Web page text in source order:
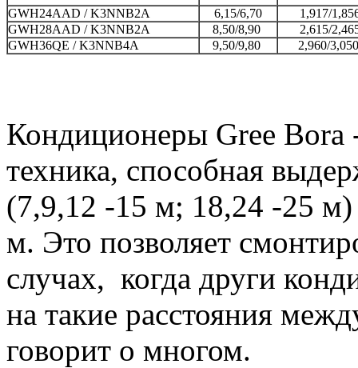
GWH24AAD / K3NNB2A 6,15/6,70
1,917/
GWH28AAD / K3NNB2A
8,50/8,90
2,615/
GWH36QE / K3NNB4A
9,50/9,80 2,960/
Кондиционеры Gree
техника, способная
(7,9,12 -15 м; 18,24 -25
м. Это позволяет
случах, когда други
на такие расстояния
говорит о многом.